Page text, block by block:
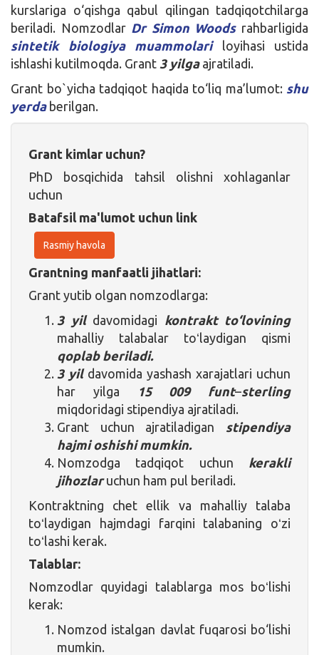
kurslariga o‘qishga qabul qilingan tadqiqotchilarga
beriladi. Nomzodlar Dr Simon Woodsrahbarligida
sintetik biologiya muammolariloyihasi ustida
ishlashi kutilmoqda. Grant 3 yilgaajratiladi.
Grant bo`yicha tadqiqot haqida to‘liq ma’lumot: shu
yerdaberilgan.
Grant kimlar uchun?
PhD bosqichida tahsil olishni xohlaganlar
uchun
Batafsil ma'lumot uchun link
Rasmiy havola
Grantning manfaatli jihatlari:
Grant yutib olgan nomzodlarga:
3 yildavomidagi
kontrakt to‘lovining
mahalliy talabalar toʻlaydigan qismi
qoplab beriladi.
3 yildavomida yashash xarajatlari uchun
har yilga
15 009 funt–sterling
miqdoridagi stipendiya ajratiladi.
Grant uchun ajratiladigan stipendiya
hajmi oshishi mumkin.
Nomzodga tadqiqot uchun kerakli
jihozlaruchun ham pul beriladi.
Kontraktning chet ellik va mahalliy talaba
toʻlaydigan hajmdagi farqini talabaning oʻzi
toʻlashi kerak.
Talablar:
Nomzodlar quyidagi talablarga mos boʻlishi
kerak:
Nomzod istalgan davlat fuqarosi bo‘lishi
mumkin.